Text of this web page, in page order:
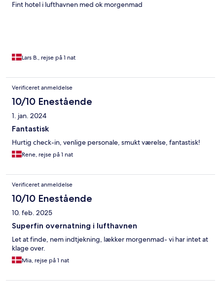
Fint hotel i lufthavnen med ok morgenmad
Lars B., rejse på 1 nat
Verificeret anmeldelse
10/10 Enestående
1. jan. 2024
Fantastisk
Hurtig check-in, venlige personale, smukt værelse, fantastisk!
Rene, rejse på 1 nat
Verificeret anmeldelse
10/10 Enestående
10. feb. 2025
Superfin overnatning i lufthavnen
Let at finde, nem indtjekning, lækker morgenmad- vi har intet at
klage over.
Mia, rejse på 1 nat